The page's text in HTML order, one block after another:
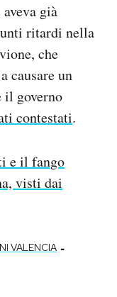
già
ritardi nella
che
causare un
il governo
contestati.
e il fango
visti dai
VALENCIA -